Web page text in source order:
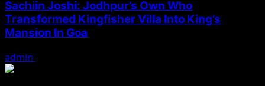
Sachiin Joshi: Jodhpur’s Own Who
Transformed Kingfisher Villa Into King’s
Mansion In Goa
admin